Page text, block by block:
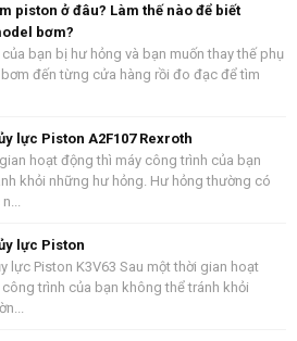
piston ở đâu? Làm thế nào để biết
bơm?
bạn bị hư hỏng và bạn muốn thay thế phụ
đến từng cửa hàng rồi đo đạc để tìm
lực Piston A2F107 Rexroth
hoạt động thì máy công trình của bạn
khỏi những hư hỏng. Hư hỏng thường có
lực Piston
lực Piston K3V63 Sau một thời gian hoạt
trình của bạn không thể tránh khỏi